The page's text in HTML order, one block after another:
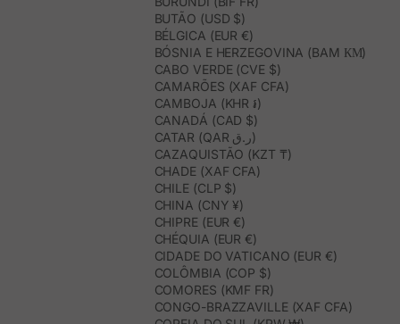
BUTÃO (USD $)
BÉLGICA (EUR €)
BÓSNIA E HERZEGOVINA (BAM КМ)
CABO VERDE (CVE $)
CAMARÕES (XAF CFA)
CAMBOJA (KHR ៛)
CANADÁ (CAD $)
CATAR (QAR ر.ق)
CAZAQUISTÃO (KZT ₸)
CHADE (XAF CFA)
CHILE (CLP $)
CHINA (CNY ¥)
CHIPRE (EUR €)
CHÉQUIA (EUR €)
CIDADE DO VATICANO (EUR €)
COLÔMBIA (COP $)
COMORES (KMF FR)
CONGO-BRAZZAVILLE (XAF CFA)